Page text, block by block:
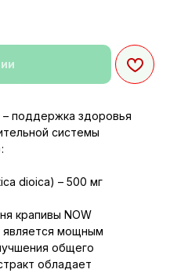
– поддержка здоровья
системы
dioica) – 500 мг
крапивы NOW
является мощным
общего
обладает